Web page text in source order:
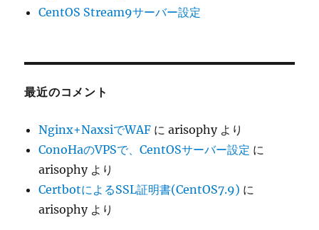
CentOS Stream9サーバー設定
最近のコメント
Nginx+NaxsiでWAF にarisophyより
ConoHaのVPSで、CentOSサーバー設定 に
arisophyより
CertbotによるSSL証明書(CentOS7.9) に
arisophyより